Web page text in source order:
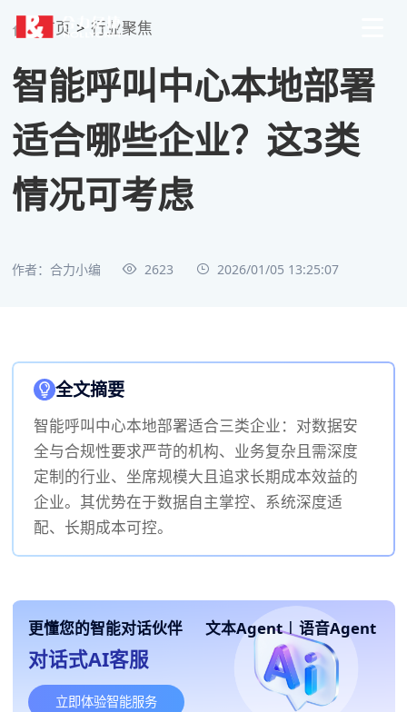
首页 > 行业聚焦
智能呼叫中心本地部署
适合哪些企业？这3类
情况可考虑
作者：合力小编 2623 2026/01/05 13:25:07
全文摘要
智能呼叫中心本地部署适合三类企业：对数据安
全与合规性要求严苛的机构、业务复杂且需深度
定制的行业、坐席规模大且追求长期成本效益的
企业。其优势在于数据自主掌控、系统深度适
配、长期成本可控。
更懂您的智能对话伙伴 文本Agent | 语音Agent
对话式AI客服
立即体验智能服务